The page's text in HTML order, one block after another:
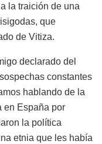
la traición de una
que
de Vitiza.
declarado del
constantes
hablando de la
en España por
la política
etnia que les había